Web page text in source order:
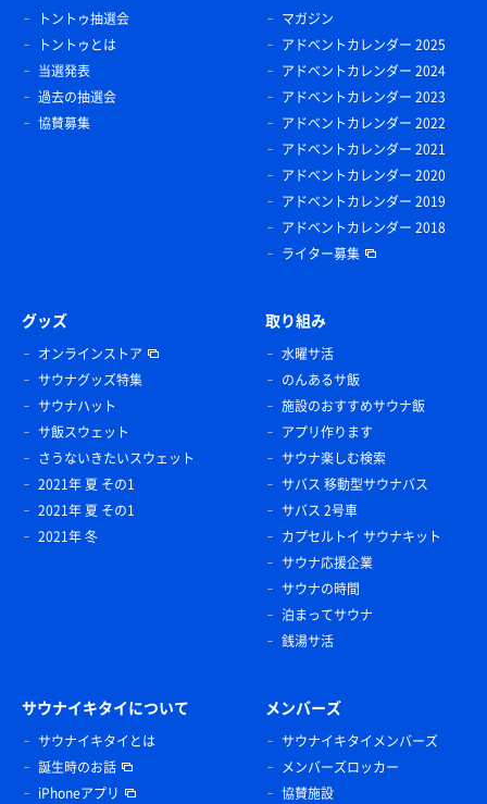
トントゥ抽選会
トントゥとは
当選発表
過去の抽選会
協賛募集
マガジン
アドベントカレンダー 2025
アドベントカレンダー 2024
アドベントカレンダー 2023
アドベントカレンダー 2022
アドベントカレンダー 2021
アドベントカレンダー 2020
アドベントカレンダー 2019
アドベントカレンダー 2018
ライター募集
グッズ
オンラインストア
サウナグッズ特集
サウナハット
サ飯スウェット
さうないきたいスウェット
2021年 夏 その1
2021年 夏 その1
2021年 冬
取り組み
水曜サ活
のんあるサ飯
施設のおすすめサウナ飯
アプリ作ります
サウナ楽しむ検索
サバス 移動型サウナバス
サバス 2号車
カプセルトイ サウナキット
サウナ応援企業
サウナの時間
泊まってサウナ
銭湯サ活
サウナイキタイについて
サウナイキタイとは
誕生時のお話
iPhoneアプリ
メンバーズ
サウナイキタイメンバーズ
メンバーズロッカー
協賛施設